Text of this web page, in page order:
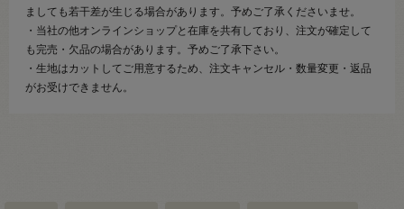
ましても若干差が生じる場合があります。予めご了承くださいませ。
・当社の他オンラインショップと在庫を共有しており、注文が確定して
も完売・欠品の場合があります。予めご了承下さい。
・生地はカットしてご用意するため、注文キャンセル・数量変更・返品
がお受けできません。